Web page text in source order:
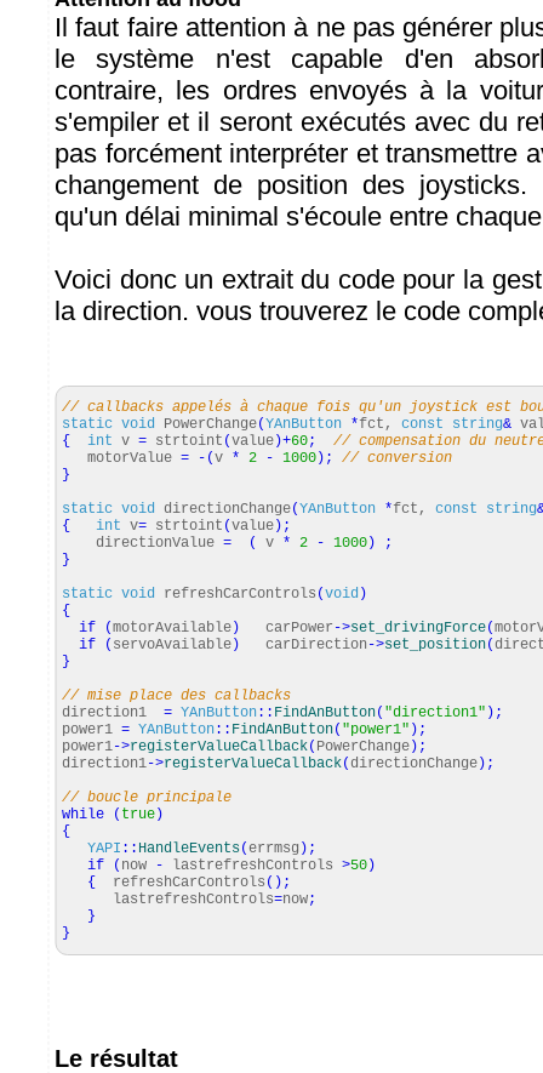
Il faut faire attention à ne pas générer
le système n'est capable d'en
contraire, les ordres envoyés à la
s'empiler et il seront exécutés avec du
pas forcément interpréter et transmettre
changement de position des
qu'un délai minimal s'écoule entre
Voici donc un extrait du code pour la
la direction. vous trouverez le code
// callbacks appelés à chaque fois qu'un joystick est
static void PowerChange(YAnButton *fct, const string&
{
int v = strtoint (value )+60;
// compensation du
motorValue = - (v * 2 - 1000 ) ;
// conversion
}
static void directionChange(YAnButton *fct, const string
{
int v= strtoint (value ) ;
directionValue = ( v * 2 - 1000 )
;
}
static void refreshCarControls (void )
{
if
(motorAvailable ) carPower ->set_drivingForce(
if
( servoAvailable ) carDirection ->set_position(
}
// mise place des callbacks
direction1 = YAnButton :: FindAnButton( "direction1" ) ;
power1 = YAnButton :: FindAnButton( "power1" ) ;
power1->registerValueCallback( PowerChange ) ;
direction1->registerValueCallback(directionChange ) ;
// boucle principale
while
( true )
{
YAPI :: HandleEvents(errmsg ) ;
if
( now - lastrefreshControls >50 )
{
refreshCarControls ( ) ;
lastrefreshControls=now;
}
}
Le résultat